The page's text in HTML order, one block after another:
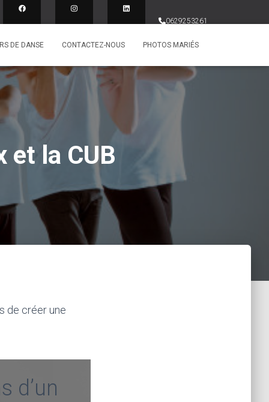
0629253261
DE DANSE CONTACTEZ-NOUS PHOTOS MARIÉS
et la CUB
de créer une
d’un